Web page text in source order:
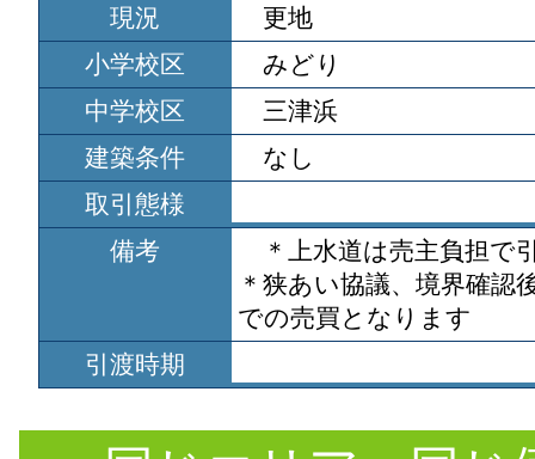
現況
更地
小学校区
みどり
中学校区
三津浜
建築条件
なし
取引態様
備考
＊上水道は売主負担で
＊狭あい協議、境界確認
での売買となります
引渡時期